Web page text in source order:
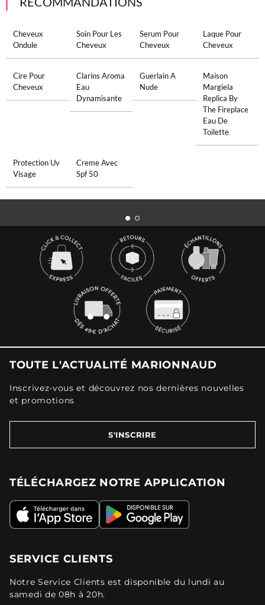
Cheveux
Ondule
Soin Pour Les
Cheveux
Serum Pour
Cheveux
Laque Pour
Cheveux
Cire Pour
Cheveux
Clarins Aroma
Eau
Dynamisante
Guerlain A
Nude
Maison
Margiela
Replica By
The Fireplace
Eau De
Toilette
Protection Uv
Visage
Creme Avec
Spf 50
TOUTE L'ACTUALITÉ MARIONNAUD
Inscrivez-vous et découvrez nos dernières nouvelles
et promotions
S'INSCRIRE
TÉLÉCHARGEZ NOTRE APPLICATION
SERVICE CLIENTS
Notre Service Clients est disponible du lundi au
samedi de 08h à 20h.